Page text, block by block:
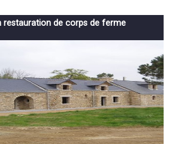
restauration de corps de ferme